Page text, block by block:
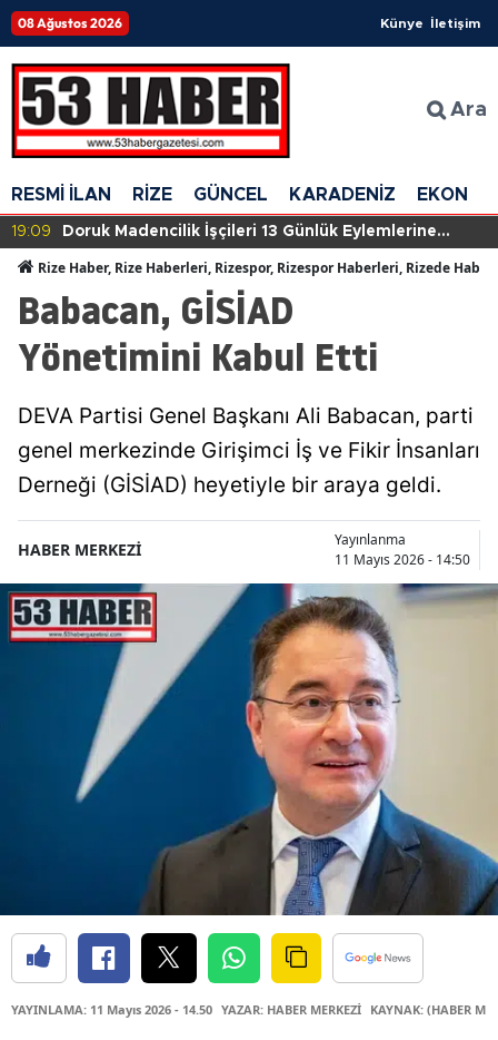
08 Ağustos 2026 Künye İletişim
Ara
RESMİ İLAN RİZE GÜNCEL KARADENİZ
Doruk Madencilik İşçileri 13 Günlük Eylemlerine
Rize Haber, Rize Haberleri, Rizespor, Rizespor Haberleri, Rizede
Babacan, GİSİAD
Yönetimini Kabul Etti
DEVA Partisi Genel Başkanı Ali Babacan, parti
genel merkezinde Girişimci İş ve Fikir İnsanları
Derneği (GİSİAD) heyetiyle bir araya geldi.
HABER MERKEZİ
Yayınlanma
11 Mayıs 2026 - 14:50
YAYINLAMA: 11 Mayıs 2026 - 14.50 YAZAR: HABER MERKEZİ KAYNAK: (HABER